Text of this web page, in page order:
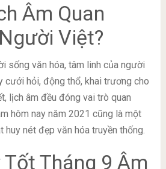
Âm Quan
Việt?
sống văn hóa, tâm linh của người
cưới hỏi, động thổ, khai trương cho
lịch âm đều đóng vai trò quan
hôm nay năm 2021 cũng là một
nét đẹp văn hóa truyền thống.
Tháng 9 Âm